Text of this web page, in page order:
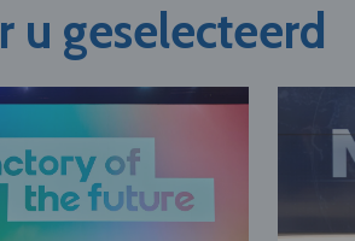
u geselecteerd